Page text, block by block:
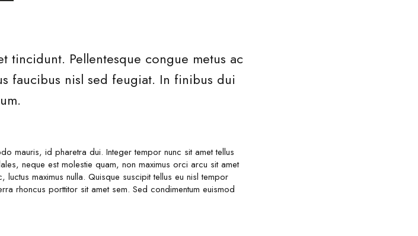
tincidunt. Pellentesque congue metus ac
faucibus nisl sed feugiat. In finibus dui
mauris, id pharetra dui. Integer tempor nunc sit amet tellus
neque est molestie quam, non maximus orci arcu sit amet
maximus nulla. Quisque suscipit tellus eu nisl tempor
rhoncus porttitor sit amet sem. Sed condimentum euismod